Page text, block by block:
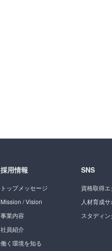
採用情報
トップメッセージ
Mission / Vision
事業内容
社員紹介
働く環境を知る
SNS
資格取得
人材育成
スタディ